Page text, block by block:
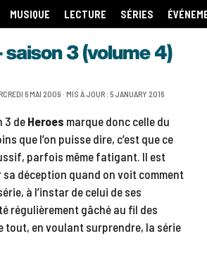
MUSIQUE LECTURE SÉRIES
saison 3 (volume 4)
6 MAI 2009 · MIS À JOUR : 5 JANUARY 2016
3 de Heroes marque donc celle du
que l’on puisse dire, c’est que ce
parfois même fatigant. Il est
déception quand on voit comment
à l’instar de celui de ses
régulièrement gâché au fil des
tout, en voulant surprendre, la série